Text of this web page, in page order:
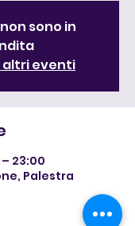
sono in
altri eventi
– 23:00
Palestra